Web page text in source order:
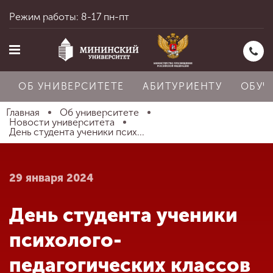
Главная
Абитуриенту
Режим работы: 8-17 пн-пт
ОБ УНИВЕРСИТЕТЕ АБИТУРИЕНТУ
Главная
Об университете
Новости университета
День студента ученики псих...
29 января 2024
День студента ученики
психолого-
педагогических классов